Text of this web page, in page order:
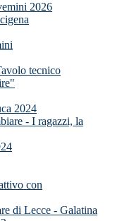
2026
tecnico
2024
- I ragazzi, la
con
di Lecce - Galatina